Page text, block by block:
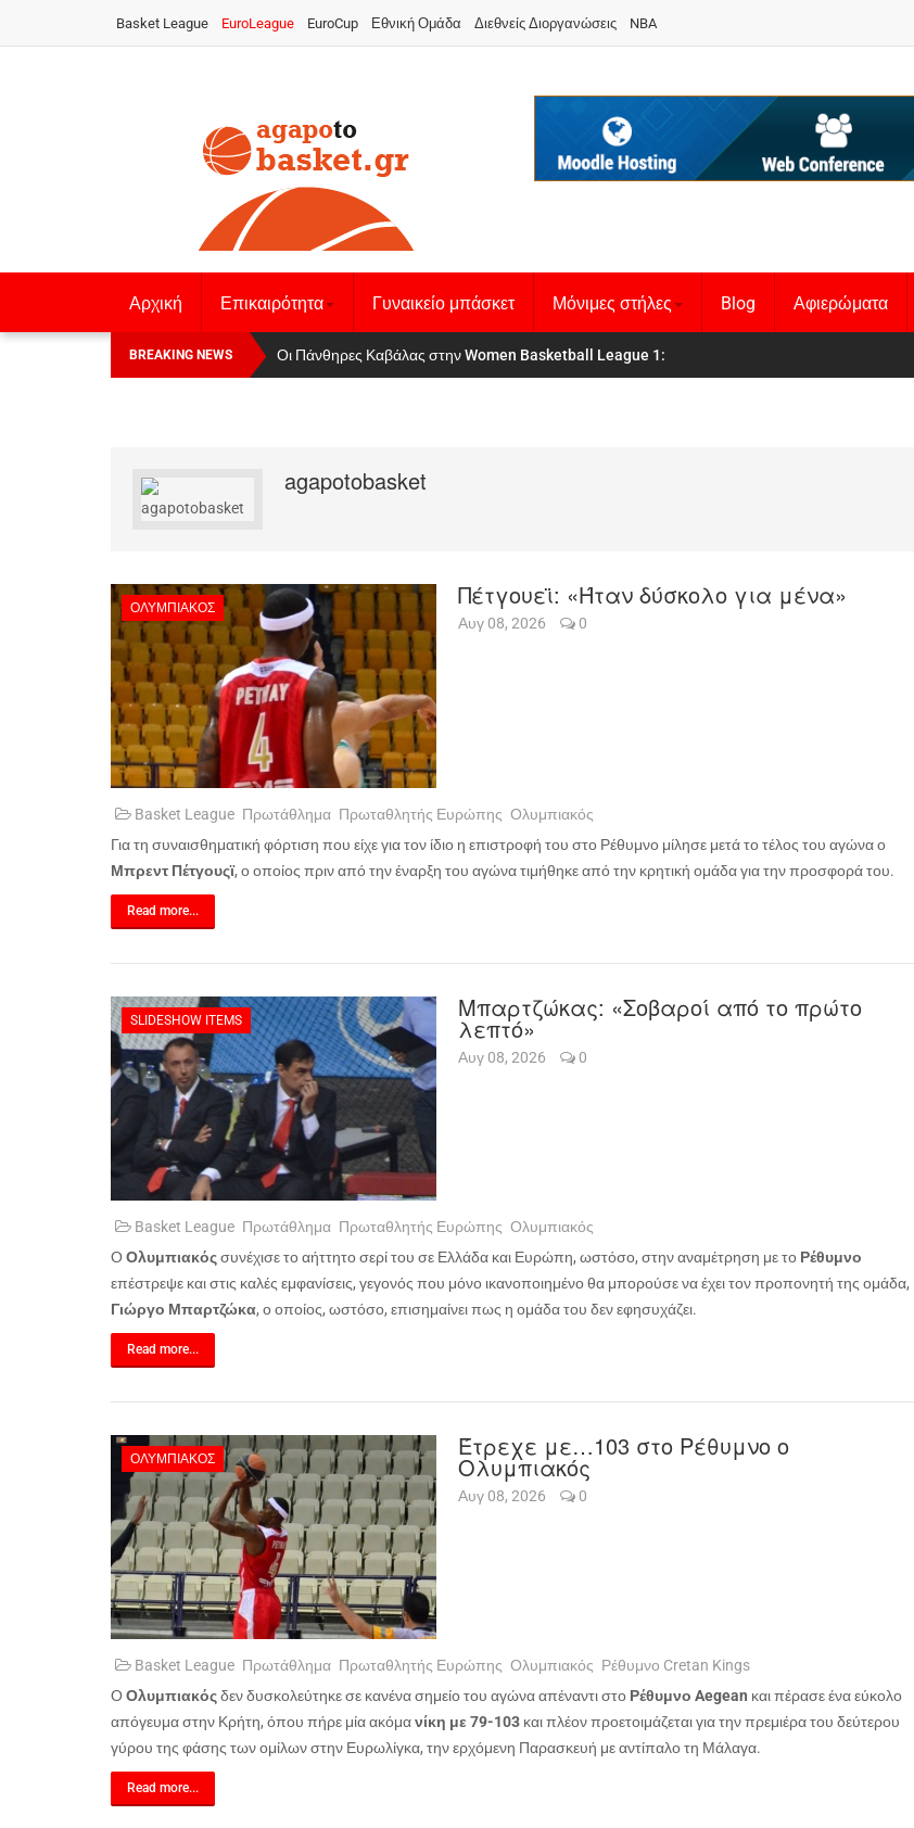
Basket League EuroLeague EuroCup Εθνική Ομάδα Διεθνείς Διοργανώσεις NBA
Αρχική Επικαιρότητα Γυναικείο μπάσκετ Μόνιμες στήλες Blog Αφιερώματα
BREAKING NEWS Οι Πάνθηρες Καβάλας στην Women Basketball League 1
Αναχώρησε για τα Γιάννενα η Εθνική Γυναικών
agapotobasket
ΟΛΥΜΠΙΑΚΌΣ Πέτγουεϊ: «Ήταν δύσκολο για μένα»
Αυγ 08, 2026 0
Basket League Πρωτάθλημα Πρωταθλητής Ευρώπης Ολυμπιακός
Για τη συναισθηματική φόρτιση που είχε για τον ίδιο η επιστροφή του στο Ρέθυμνο μίλησε μετά το τέλος του αγώνα ο
Μπρεντ Πέτγουςϊ, ο οποίος πριν από την έναρξη του αγώνα τιμήθηκε από την κρητική ομάδα για την προσφορά του.
Read more...
SLIDESHOW ITEMS Μπαρτζώκας: «Σοβαροί από το πρώτο
λεπτό»
Αυγ 08, 2026 0
Basket League Πρωτάθλημα Πρωταθλητής Ευρώπης Ολυμπιακός
ΟΟλυμπιακόςσυνέχισε το αήττητο σερί του σε Ελλάδα και Ευρώπη, ωστόσο, στην αναμέτρηση με το Ρέθυμνο
επέστρεψε και στις καλές εμφανίσεις, γεγονός που μόνο ικανοποιημένο θα μπορούσε να έχει τον προπονητή της ομάδα,
Γιώργο Μπαρτζώκα, ο οποίος, ωστόσο, επισημαίνει πως η ομάδα του δεν εφησυχάζει.
Read more...
ΟΛΥΜΠΙΑΚΌΣ Έτρεχε με…103 στο Ρέθυμνο ο
Ολυμπιακός
Αυγ 08, 2026 0
Basket League Πρωτάθλημα Πρωταθλητής Ευρώπης Ολυμπιακός Ρέθυμνο Cretan Kings
ΟΟλυμπιακόςδεν δυσκολεύτηκε σε κανένα σημείο του αγώνα απέναντι στο Ρέθυμνο Aegean και πέρασε ένα εύκολο
απόγευμα στην Κρήτη, όπου πήρε μία ακόμανίκη με 79-103 και πλέον προετοιμάζεται για την πρεμιέρα του δεύτερου
γύρου της φάσης των ομίλων στην Ευρωλίγκα, την ερχόμενη Παρασκευή με αντίπαλο τη Μάλαγα.
Read more...